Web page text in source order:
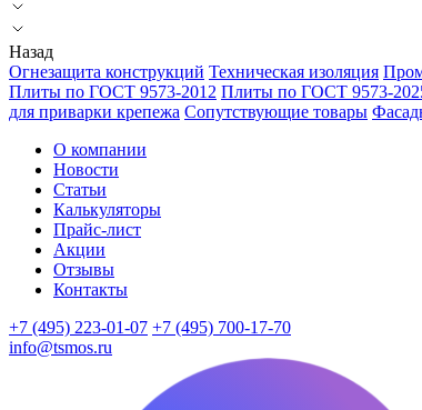
Назад
Огнезащита конструкций Техническая изоляция
Плиты по ГОСТ 9573-2012 Плиты по ГОСТ 9573-
для приварки крепежа Сопутствующие товары
О компании
Новости
Статьи
Калькуляторы
Прайс-лист
Акции
Отзывы
Контакты
+7 (495) 223-01-07 +7 (495) 700-17-70
info@tsmos.ru